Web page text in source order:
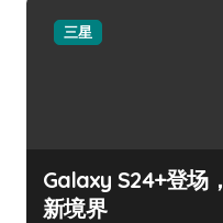
三星
Galaxy S24+登场
新境界